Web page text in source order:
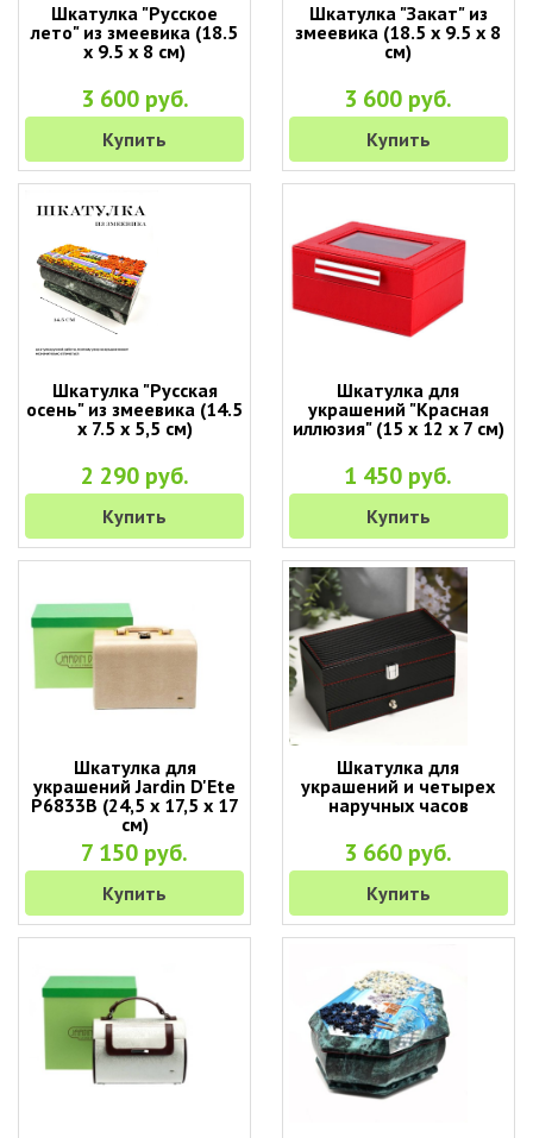
Шкатулка "Русское
лето" из змеевика (18.5
х 9.5 х 8 см)
3 600 руб.
Купить
Шкатулка "Закат" из
змеевика (18.5 х 9.5 х 8
см)
3 600 руб.
Купить
Шкатулка "Русская
осень" из змеевика (14.5
х 7.5 х 5,5 см)
2 290 руб.
Купить
Шкатулка для
украшений "Красная
иллюзия" (15 х 12 х 7 см)
1 450 руб.
Купить
Шкатулка для
украшений Jardin D'Ete
P6833B (24,5 х 17,5 х 17
см)
7 150 руб.
Купить
Шкатулка для
украшений и четырех
наручных часов
3 660 руб.
Купить